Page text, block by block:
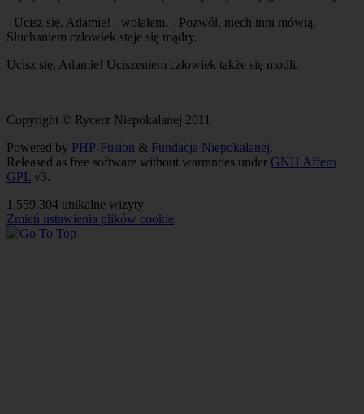
- Ucisz się, Adamie! - wołałem. - Pozwól, niech inni mówią.
Słuchaniem człowiek staje się mądry.
Ucisz się, Adamie! Uciszeniem człowiek także się modli.
Copyright © Rycerz Niepokalanej 2011
Powered by PHP-Fusion & Fundacja Niepokalanej.
Released as free software without warranties under GNU Affero
GPL v3.
1,559,304 unikalne wizyty
Zmień ustawienia plików cookie